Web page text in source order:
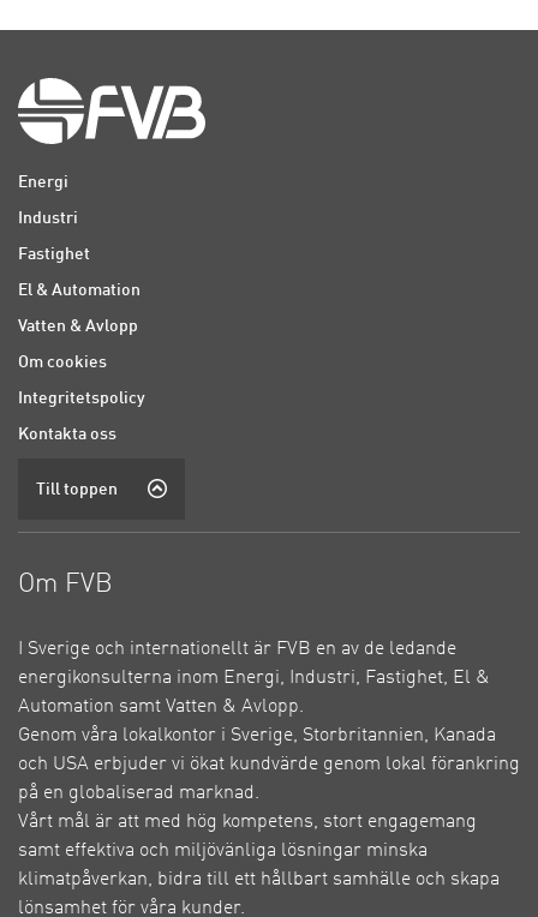
Energi
Industri
Fastighet
El & Automation
Vatten & Avlopp
Om cookies
Integritetspolicy
Kontakta oss
Till toppen
Om FVB
I Sverige och internationellt är FVB en av de ledande
energikonsulterna inom Energi, Industri, Fastighet, El &
Automation samt Vatten & Avlopp.
Genom våra lokalkontor i Sverige, Storbritannien, Kanada
och USA erbjuder vi ökat kundvärde genom lokal förankring
på en globaliserad marknad.
Vårt mål är att med hög kompetens, stort engagemang
samt effektiva och miljövänliga lösningar minska
klimatpåverkan, bidra till ett hållbart samhälle och skapa
lönsamhet för våra kunder.